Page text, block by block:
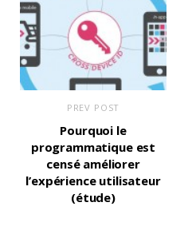
PREV POST
Pourquoi le
programmatique est
censé améliorer
l’expérience utilisateur
(étude)